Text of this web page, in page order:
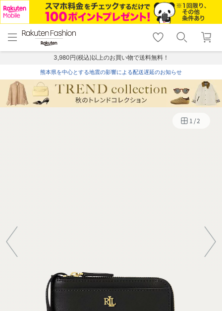
menu home
トップ
shopping_cart lock_outline
ログイン
3,980円(税込)以上のお買い物で送料無料！
熊本県を中心とする地震の影響による配送遅延のお知らせ
1 /2